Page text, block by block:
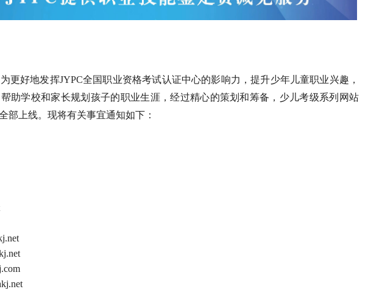
更好地发挥JYPC全国职业资格考试认证中心的影响力，提升少年儿童职业兴趣，
助学校和家长规划孩子的职业生涯，经过精心的策划和筹备，少儿考级系列网站
部上线。现将有关事宜通知如下：